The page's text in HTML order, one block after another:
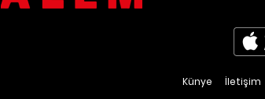
Künye İletişim